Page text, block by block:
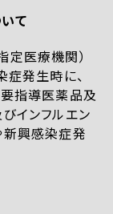
て
医療機関）
症発生時に、
指導医薬品及
インフルエン
新興感染症発